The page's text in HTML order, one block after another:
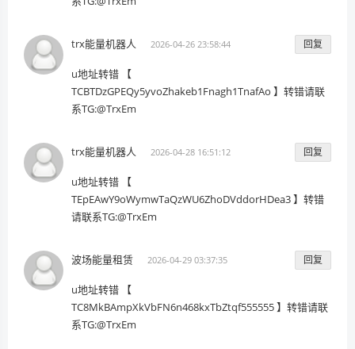
trx能量机器人 2026-04-26 23:58:44 回复
u地址转错 【
TCBTDzGPEQy5yvoZhakeb1Fnagh1TnafAo 】转错请联
系TG:@TrxEm
trx能量机器人 2026-04-28 16:51:12 回复
u地址转错 【
TEpEAwY9oWymwTaQzWU6ZhoDVddorHDea3 】转错
请联系TG:@TrxEm
波场能量租赁 2026-04-29 03:37:35 回复
u地址转错 【
TC8MkBAmpXkVbFN6n468kxTbZtqf555555 】转错请联
系TG:@TrxEm